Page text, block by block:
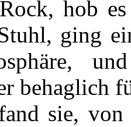
hob
ging
behaglich
sie, von